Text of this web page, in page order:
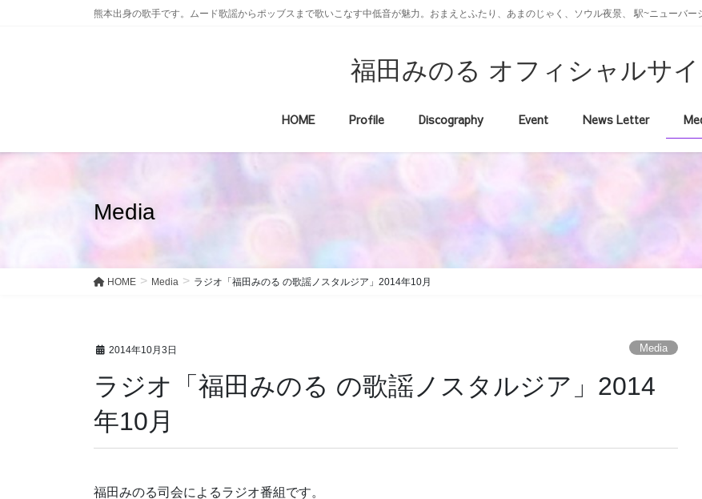
熊本出身の歌手です。ムード歌謡からポッブスまで歌いこなす中低音が魅力。おまえとふたり、あまのじゃく、ソウル夜景、 駅~ニューバ
福田みのる オフィシャルサイ
HOME Profile Discography Event News Letter
Media
HOME Media ラジオ「福田みのる の歌謡ノスタルジア」2014年10月
2014年10月3日 Media
ラジオ「福田みのる の歌謡ノスタルジア」2014
年10月
福田みのる司会によるラジオ番組です。